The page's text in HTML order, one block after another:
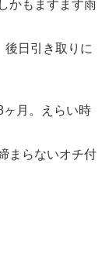
かもますます雨
後日引き取りに
ヶ月。えらい時
まらないオチ付